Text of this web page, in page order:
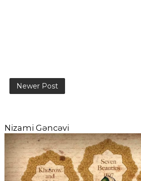
Newer Post
Nizami Gəncəvi